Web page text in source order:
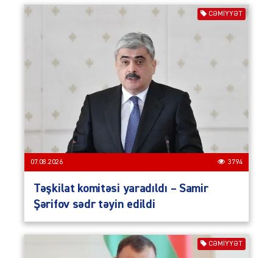
CƏMIYYƏT
07.08.2026 3794
Təşkilat komitəsi yaradıldı – Samir
Şərifov sədr təyin edildi
CƏMIYYƏT